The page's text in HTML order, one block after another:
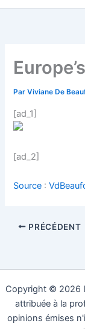
ParViviane De
[ad_1]
[ad_2]
Source :
PRÉCÉDENT
Copyright © 2026
attribuée à la
opinions émises